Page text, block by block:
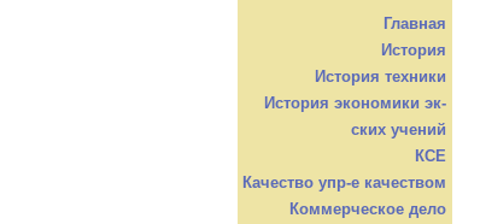
Главная
История
История техники
История экономики эк-
ских учений
КСЕ
Качество упр-е качеством
Коммерческое дело